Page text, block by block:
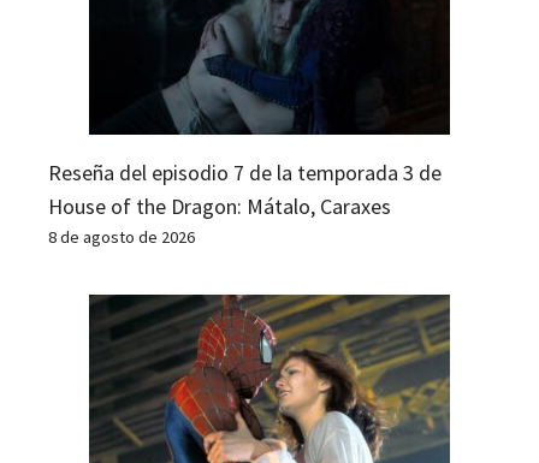
Reseña del episodio 7 de la temporada 3 de
House of the Dragon: Mátalo, Caraxes
8 de agosto de 2026